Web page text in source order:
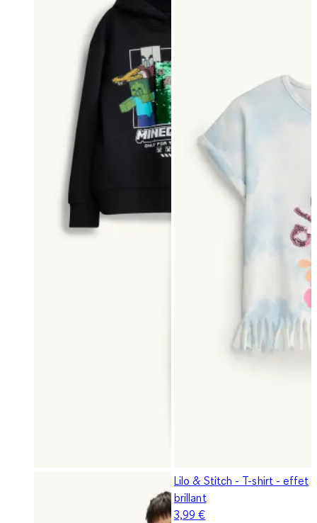
Lilo & Stitch - T-shirt - effet
brillant
3,99 €